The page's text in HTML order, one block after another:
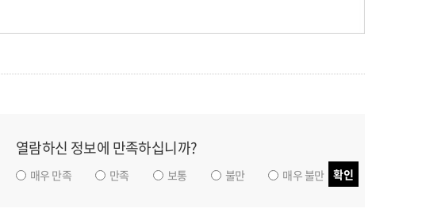
열람하신 정보에 만족하십니까?
매우 만족 만족 보통 불만 매우 불만 확인